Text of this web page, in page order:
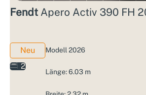
Fendt Apero Activ 390 FH
Neu
2
Modell 2026
Länge: 6.03 m